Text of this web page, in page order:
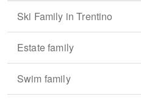
Ski Family in Trentino
Estate family
Swim family